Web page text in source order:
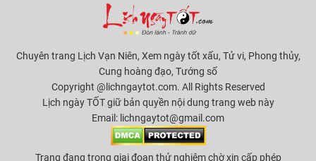
Chuyên trang Lịch Vạn Niên, Xem ngày tốt xấu, Tử vi, Phong thủy,
Cung hoàng đạo, Tướng số
Copyright @lichngaytot.com. All Rights Reserved
Lịch ngày TỐT giữ bản quyền nội dung trang web này
Email: lichngaytot@gmail.com
Trang đang trong giai đoạn thử nghiệm chờ xin cấp phép